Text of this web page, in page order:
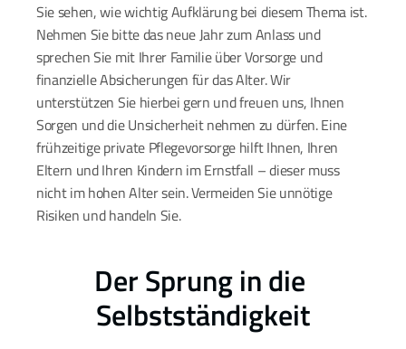
Sie sehen, wie wichtig Aufklärung bei diesem Thema ist.
Nehmen Sie bitte das neue Jahr zum Anlass und
sprechen Sie mit Ihrer Familie über Vorsorge und
finanzielle Absicherungen für das Alter. Wir
unterstützen Sie hierbei gern und freuen uns, Ihnen
Sorgen und die Unsicherheit nehmen zu dürfen. Eine
frühzeitige private Pflegevorsorge hilft Ihnen, Ihren
Eltern und Ihren Kindern im Ernstfall – dieser muss
nicht im hohen Alter sein. Vermeiden Sie unnötige
Risiken und handeln Sie.
Der Sprung in die
Selbstständigkeit